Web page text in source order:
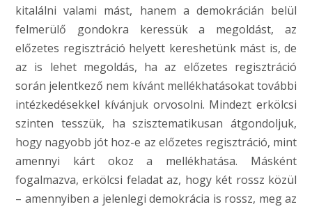
kitalálni valami mást, hanem a demokrácián belül
felmerülő gondokra keressük a megoldást, az
előzetes regisztráció helyett kereshetünk mást is, de
az is lehet megoldás, ha az előzetes regisztráció
során jelentkező nem kívánt mellékhatásokat további
intézkedésekkel kívánjuk orvosolni. Mindezt erkölcsi
szinten tesszük, ha szisztematikusan átgondoljuk,
hogy nagyobb jót hoz-e az előzetes regisztráció, mint
amennyi kárt okoz a mellékhatása. Másként
fogalmazva, erkölcsi feladat az, hogy két rossz közül
– amennyiben a jelenlegi demokrácia is rossz, meg az